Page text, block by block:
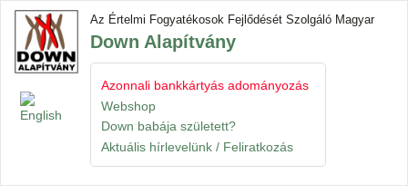
Ugrás
tartalomra
Az Értelmi Fogyatékosok Fejlődését Szolgáló Magyar
Down Alapítvány
Gyorslinkek
Azonnali bankkártyás adományozás
Webshop
Down babája született?
Aktuális hírlevelünk / Feliratkozás